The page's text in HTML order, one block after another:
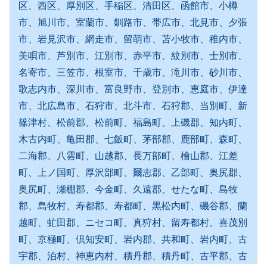
区、西区、厚別区、手稲区、清田区、函館市、小樽
市、旭川市、室蘭市、釧路市、帯広市、北見市、夕張
市、岩見沢市、網走市、留萌市、苫小牧市、稚内市、
美唄市、芦別市、江別市、赤平市、紋別市、士別市、
名寄市、三笠市、根室市、千歳市、滝川市、砂川市、
歌志内市、深川市、富良野市、登別市、恵庭市、伊達
市、北広島市、石狩市、北斗市、石狩郡、当別町、新
篠津村、松前郡、松前町、福島町、上磯郡、知内町、
木古内町、亀田郡、七飯町、茅部郡、鹿部町、森町、
二海郡、八雲町、山越郡、長万部町、檜山郡、江差
町、上ノ国町、厚沢部町、爾志郡、乙部町、奥尻郡、
奥尻町、瀬棚郡、今金町、久遠郡、せたな町、島牧
郡、島牧村、寿都郡、寿都町、黒松内町、磯谷郡、蘭
越町、虻田郡、ニセコ町、真狩村、留寿都村、喜茂別
町、京極町、倶知安町、岩内郡、共和町、岩内町、古
宇郡、泊村、神恵内村、積丹郡、積丹町、古平郡、古